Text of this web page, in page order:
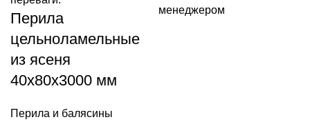
Перила
цельноламельные
из ясеня
40x80x3000 мм
Перила и балясины
менеджером